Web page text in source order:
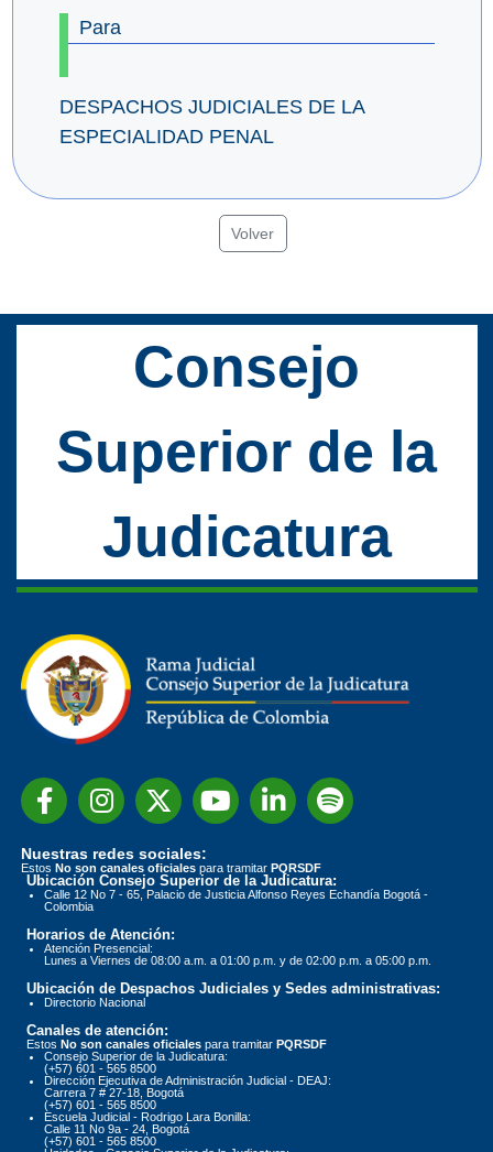
Para
DESPACHOS JUDICIALES DE LA
ESPECIALIDAD PENAL
Volver
Consejo
Superior de la
Judicatura
Nuestras redes sociales:
Estos No son canales oficiales para tramitar PQRSDF
Ubicación Consejo Superior de la Judicatura:
Calle 12 No 7 - 65, Palacio de Justicia Alfonso Reyes Echandía Bogotá -
Colombia
Horarios de Atención:
Atención Presencial:
Lunes a Viernes de 08:00 a.m. a 01:00 p.m. y de 02:00 p.m. a 05:00 p.m.
Ubicación de Despachos Judiciales y Sedes administrativas:
Directorio Nacional
Canales de atención:
Estos No son canales oficiales para tramitar PQRSDF
Consejo Superior de la Judicatura:
(+57) 601 - 565 8500
Dirección Ejecutiva de Administración Judicial - DEAJ:
Carrera 7 # 27-18, Bogotá
(+57) 601 - 565 8500
Escuela Judicial - Rodrigo Lara Bonilla:
Calle 11 No 9a - 24, Bogotá
(+57) 601 - 565 8500